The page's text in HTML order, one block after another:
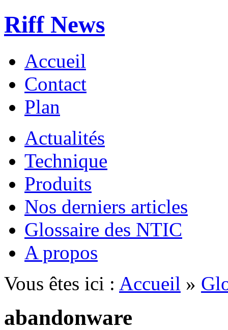
Riff News
Accueil
Contact
Plan
Actualités
Technique
Produits
Nos derniers articles
Glossaire des NTIC
A propos
Vous êtes ici : Accueil »
abandonware